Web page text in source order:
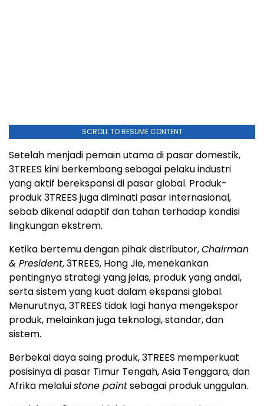
SCROLL TO RESUME CONTENT
Setelah menjadi pemain utama di pasar domestik,
3TREES kini berkembang sebagai pelaku industri
yang aktif berekspansi di pasar global. Produk-
produk 3TREES juga diminati pasar internasional,
sebab dikenal adaptif dan tahan terhadap kondisi
lingkungan ekstrem.
Ketika bertemu dengan pihak distributor,Chairman
& President, 3TREES, Hong Jie, menekankan
pentingnya strategi yang jelas, produk yang andal,
serta sistem yang kuat dalam ekspansi global.
Menurutnya, 3TREES tidak lagi hanya mengekspor
produk, melainkan juga teknologi, standar, dan
sistem.
Berbekal daya saing produk, 3TREES memperkuat
posisinya di pasar Timur Tengah, Asia Tenggara, dan
Afrika melaluistone paintsebagai produk unggulan.